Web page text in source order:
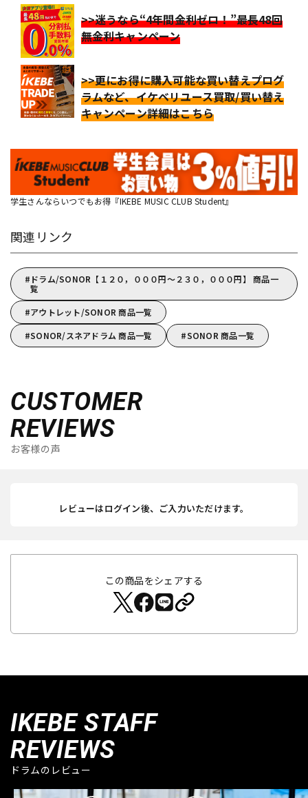
>>迷うなら“4年間金利ゼロ！”最長48回
無金利キャンペーン
>>更にお得に購入可能な買い替えプログ
ラムなど、イケベリユース買取/買い替え
キャンペーン詳細はこちら
学生さんならいつでもお得『IKEBE MUSIC CLUB Student』
関連リンク
ドラム/SONOR【１２０，０００円～２３０，０００円】 商品一
覧
アウトレット/SONOR 商品一覧
SONOR/スネアドラム 商品一覧
SONOR 商品一覧
CUSTOMER
REVIEWS
お客様の声
レビューはログイン後、ご入力いただけます。
この商品をシェアする
IKEBE STAFF
REVIEWS
ドラムのレビュー